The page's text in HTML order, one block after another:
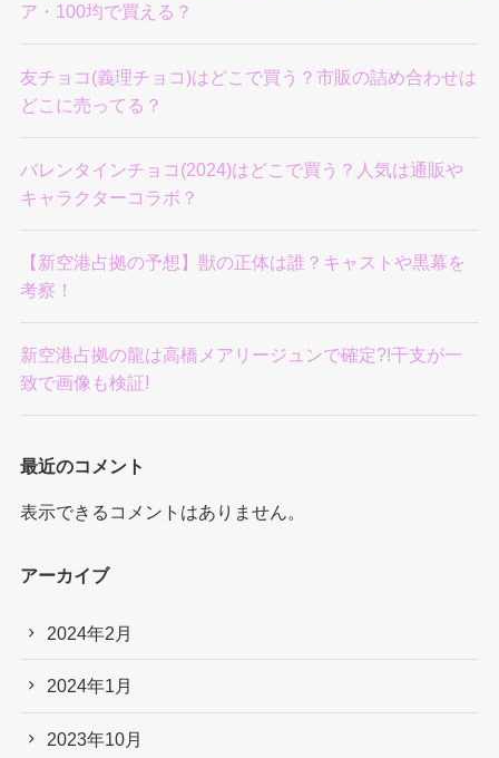
ア・100均で買える？
友チョコ(義理チョコ)はどこで買う？市販の詰め合わせは
どこに売ってる？
バレンタインチョコ(2024)はどこで買う？人気は通販や
キャラクターコラボ？
【新空港占拠の予想】獣の正体は誰？キャストや黒幕を
考察！
新空港占拠の龍は高橋メアリージュンで確定?!干支が一
致で画像も検証!
最近のコメント
表示できるコメントはありません。
アーカイブ
2024年2月
2024年1月
2023年10月